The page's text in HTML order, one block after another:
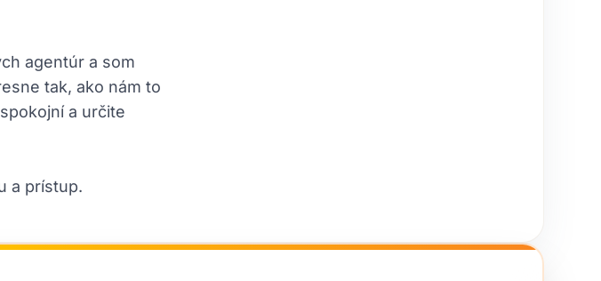
agentúr a som
tak, ako nám to
a určite
a prístup.